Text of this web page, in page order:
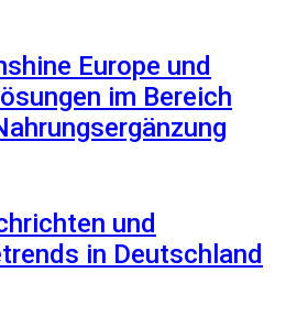
Europe und
im Bereich
und
in Deutschland